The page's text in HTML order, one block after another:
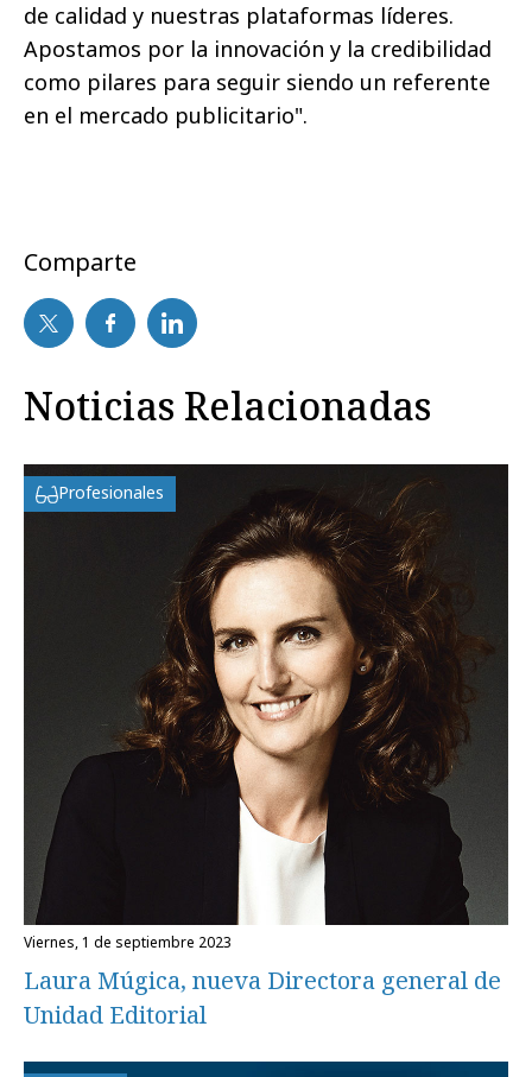
de calidad y nuestras plataformas líderes.
Apostamos por la innovación y la credibilidad
como pilares para seguir siendo un referente
en el mercado publicitario".
Comparte
Noticias Relacionadas
Profesionales
viernes, 1 de septiembre 2023
Laura Múgica, nueva Directora general de
Unidad Editorial